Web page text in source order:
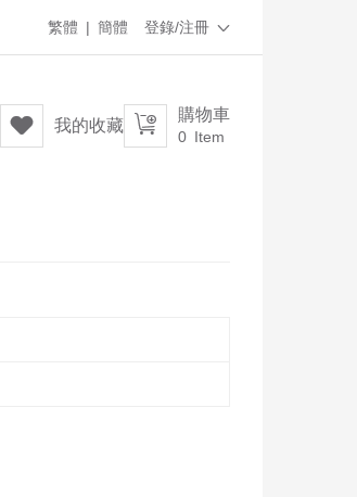
登錄/注冊 
繁體 | 簡體
 購物車
0 Item
 我的收藏